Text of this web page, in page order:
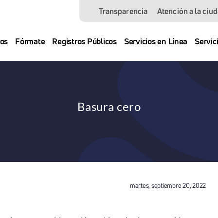
Transparencia Atención a la
Fórmate Registros Públicos Servicios en Línea
Basura cero
martes, septiembre 20, 2022